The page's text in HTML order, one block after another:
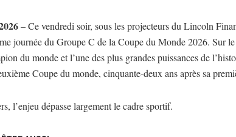
– Ce vendredi soir, sous les projecteurs du Lincoln
journée du Groupe C de la Coupe du Monde 2026. Sur
du monde et l’une des plus grandes puissances de
Coupe du monde, cinquante-deux ans après sa
l’enjeu dépasse largement le cadre sportif.